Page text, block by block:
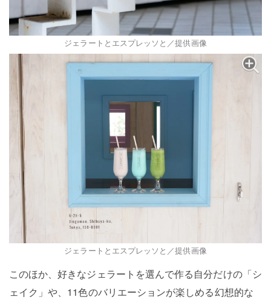
ジェラートとエスプレッソと／提供画像
ジェラートとエスプレッソと／提供画像
このほか、好きなジェラートを選んで作る自分だけの「シ
ェイク」や、11色のバリエーションが楽しめる幻想的な